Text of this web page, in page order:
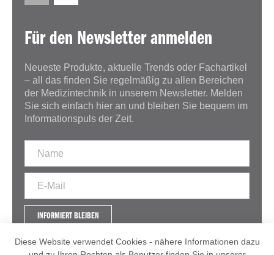
Für den Newsletter anmelden
Neueste Produkte, aktuelle Trends oder Fachartikel
– all das finden Sie regelmäßig zu allen Bereichen
der Medizintechnik in unserem Newsletter. Melden
Sie sich einfach hier an und bleiben Sie bequem im
Informationspuls der Zeit.
INFORMIERT BLEIBEN
Diese Website verwendet Cookies - nähere Informationen dazu